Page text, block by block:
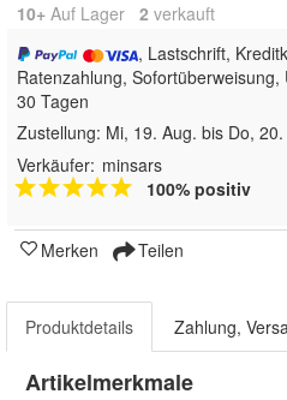
10+ Auf Lager 2 verkauft
, Lastschrift,
Ratenzahlung,
30 Tagen
Zustellung: Mi, 19. Aug. bis Do, 20.
Verkäufer: minsars
100% positiv
Merken Teilen
Produktdetails Zahlung,
Artikelmerkmale